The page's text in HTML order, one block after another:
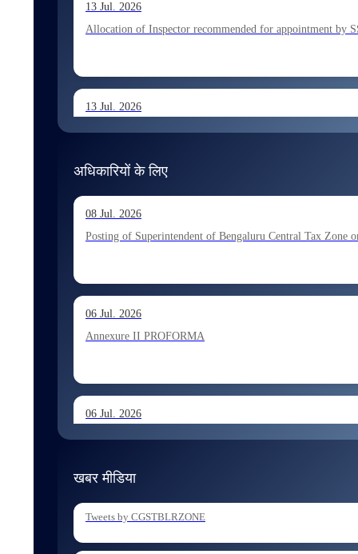
13 Jul. 2026
Allocation of Inspector recommended for appointment by
13 Jul. 2026
13 Jul. 2026
Allocation of Executive Assistant recommended for
10 Jul. 2026
Allocation of Tax Assistant recommended for appointment
अधिकारियों के लिए
08 Jul. 2026
Posting of Superintendent of Bengaluru Central Tax Zone
06 Jul. 2026
Annexure II PROFORMA
06 Jul. 2026
06 Jul. 2026
खबर मीडिया
Tweets by CGSTBLRZONE